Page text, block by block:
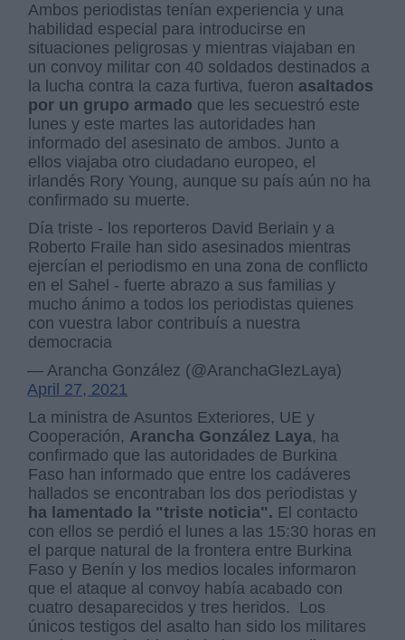
Ambos periodistas tenían experiencia y una
habilidad especial para introducirse en
situaciones peligrosas y mientras viajaban en
un convoy militar con 40 soldados destinados a
la lucha contra la caza furtiva, fueron asaltados
por un grupo armado que les secuestró este
lunes y este martes las autoridades han
informado del asesinato de ambos. Junto a
ellos viajaba otro ciudadano europeo, el
irlandés Rory Young, aunque su país aún no ha
confirmado su muerte.
Día triste - los reporteros David Beriain y a
Roberto Fraile han sido asesinados mientras
ejercían el periodismo en una zona de conflicto
en el Sahel - fuerte abrazo a sus familias y
mucho ánimo a todos los periodistas quienes
con vuestra labor contribuís a nuestra
democracia
— Arancha González (@AranchaGlezLaya)
April 27, 2021
La ministra de Asuntos Exteriores, UE y
Cooperación, Arancha González Laya, ha
confirmado que las autoridades de Burkina
Faso han informado que entre los cadáveres
hallados se encontraban los dos periodistas y
ha lamentado la "triste noticia". El contacto
con ellos se perdió el lunes a las 15:30 horas en
el parque natural de la frontera entre Burkina
Faso y Benín y los medios locales informaron
que el ataque al convoy había acabado con
cuatro desaparecidos y tres heridos. Los
únicos testigos del asalto han sido los militares